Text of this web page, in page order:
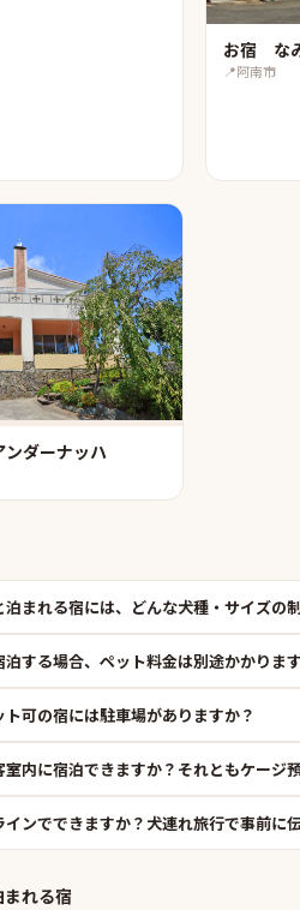
お宿 な
📍阿南市
ダーナッハ
まれる宿には、どんな犬種・サイズの
泊する場合、ペット料金は別途かかりま
可の宿には駐車場がありますか？
室内に宿泊できますか？それともケージ
ンでできますか？犬連れ旅行で事前に
まれる宿